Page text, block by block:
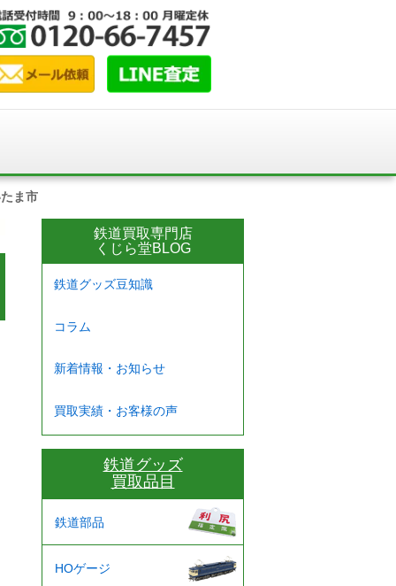
ま市
鉄道買取専門店
くじら堂BLOG
鉄道グッズ豆知識
コラム
新着情報・お知らせ
買取実績・お客様の声
鉄道グッズ
買取品目
鉄道部品
HOゲージ